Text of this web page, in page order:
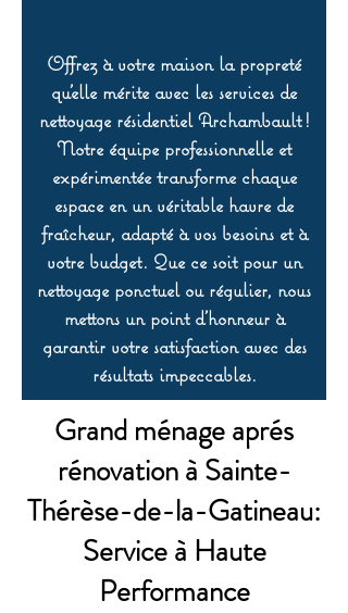
Offrez à votre maison la propreté
qu’elle mérite avec les services de
nettoyage résidentiel Archambault !
Notre équipe professionnelle et
expérimentée transforme chaque
espace en un véritable havre de
fraîcheur, adapté à vos besoins et à
votre budget. Que ce soit pour un
nettoyage ponctuel ou régulier, nous
mettons un point d’honneur à
garantir votre satisfaction avec des
résultats impeccables.
Grand ménage aprés
rénovation à Sainte-
Thérèse-de-la-Gatineau:
Service à Haute
Performance